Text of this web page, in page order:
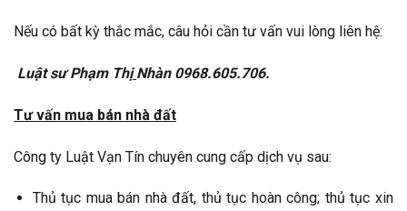
Nếu có bất kỳ thắc mắc, câu hỏi cần tư vấn vui lòng liên hệ:
Luật sư Phạm Thị Nhàn 0968.605.706.
Tư vấn mua bán nhà đất
Công ty Luật Vạn Tín chuyên cung cấp dịch vụ sau:
Thủ tục mua bán nhà đất, thủ tục hoàn công; thủ tục xin